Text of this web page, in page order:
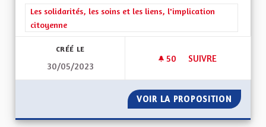
Filtrer les résultats de la catégorie : Les solidarités, les soins
Les solidarités, les soins et les liens, l'implication
citoyenne
CRÉÉ LE
30/05/2023
50 50 ABONNÉS
SUIVRE
VOIR LA PROPOSITION